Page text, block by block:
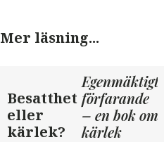
Mer läsning...
Besatthet
eller
kärlek?
Egenmäktigt
förfarande
– en bok om
kärlek